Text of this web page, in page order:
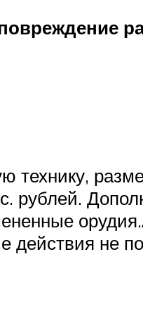
рублей.
действия не